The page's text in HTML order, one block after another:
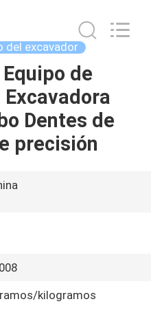
del excavador
de
Dentes de
precisión
kilogramos